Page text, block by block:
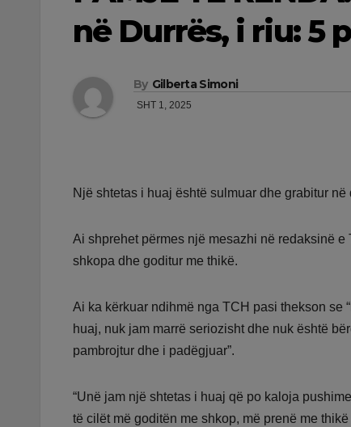
në Durrës, i riu: 5
By Gilberta Simoni
SHT 1, 2025
Një shtetas i huaj është sulmuar dhe grabitur në
Ai shprehet përmes një mesazhi në redaksinë
shkopa dhe goditur me thikë.
Ai ka kërkuar ndihmë nga TCH pasi thekson se
huaj, nuk jam marrë seriozisht dhe nuk është
pambrojtur dhe i padëgjuar”.
“Unë jam një shtetas i huaj që po kaloja
të cilët më goditën me shkop, më prenë me